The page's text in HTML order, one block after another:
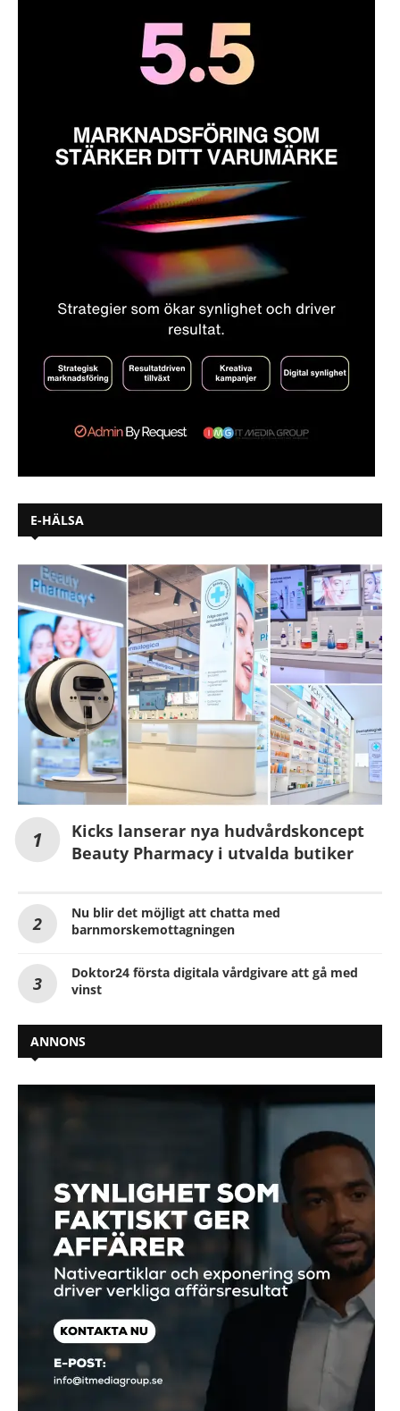
E-HÄLSA
Kicks lanserar nya hudvårdskoncept
Beauty Pharmacy i utvalda butiker
Nu blir det möjligt att chatta med
barnmorskemottagningen
Doktor24 första digitala vårdgivare att gå med
vinst
ANNONS